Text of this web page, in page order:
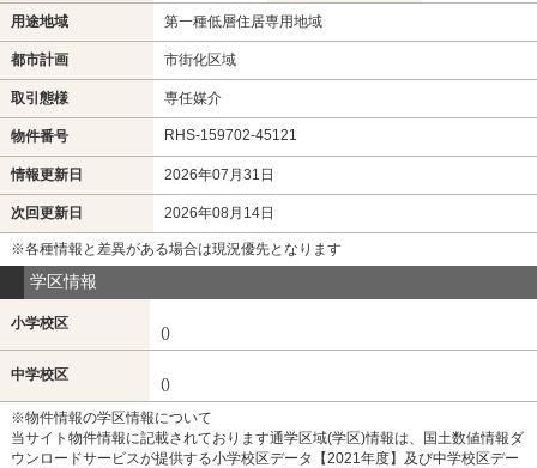
用途地域 第一種低層住居専用地域
都市計画 市街化区域
取引態様 専任媒介
物件番号 RHS-159702-45121
情報更新日 2026年07月31日
次回更新日 2026年08月14日
※各種情報と差異がある場合は現況優先となります
学区情報
小学校区
()
中学校区
()
※物件情報の学区情報について
当サイト物件情報に記載されております通学区域(学区)情報は、国土数値情報ダ
ウンロードサービスが提供する小学校区データ【2021年度】及び中学校区デー